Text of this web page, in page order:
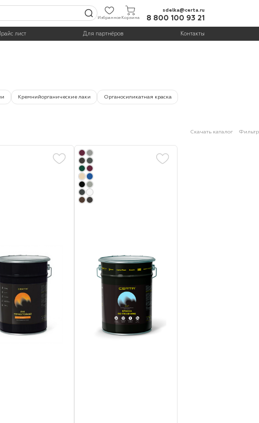
ИзбранноеКорзина
sdelka@certa.ru
8 800 100 93 21
лист Для партнёров Контакты
Кремнийорганические лаки Органосиликатная краска
Скачать каталог Фильтр